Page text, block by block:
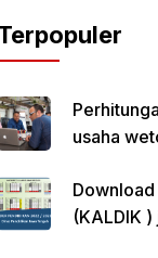
usaha
(KALDIK